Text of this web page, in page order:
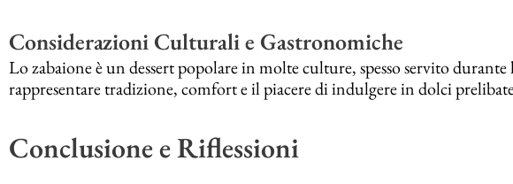
Considerazioni Culturali e Gastronomiche
Lo zabaione è un dessert popolare in molte culture, spesso servito
rappresentare tradizione, comfort e il piacere di indulgere in dolci
Conclusione e Riflessioni